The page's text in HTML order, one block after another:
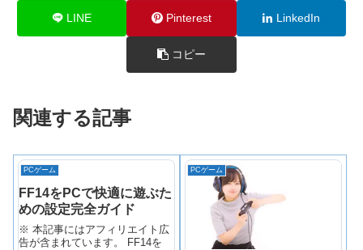
LINE Pinterest LinkedIn
コピー
関連する記事
PCゲーム
FF14をPCで快適に遊ぶた
めの設定完全ガイド
※ 本記事にはアフィリエイト広
告が含まれています。 FF14を
PCゲーム